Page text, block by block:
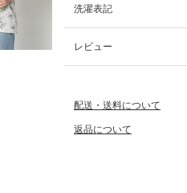
洗濯表記
レビュー
配送・送料について
返品について